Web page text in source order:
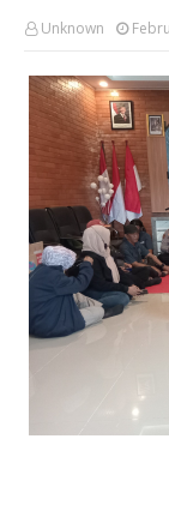
Unknown